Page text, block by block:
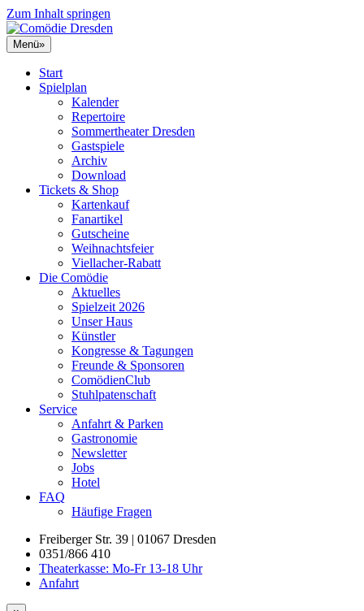
Zum Inhalt springen
Menü»
Start
Spielplan
Kalender
Repertoire
Sommertheater Dresden
Gastspiele
Archiv
Download
Tickets & Shop
Kartenkauf
Fanartikel
Gutscheine
Weihnachtsfeier
Viellacher-Rabatt
Die Comödie
Aktuelles
Spielzeit 2026
Unser Haus
Künstler
Kongresse & Tagungen
Freunde & Sponsoren
ComödienClub
Stuhlpatenschaft
Service
Anfahrt & Parken
Gastronomie
Newsletter
Jobs
Hotel
FAQ
Häufige Fragen
Freiberger Str. 39 | 01067 Dresden
0351/866 410
Theaterkasse: Mo-Fr 13-18 Uhr
Anfahrt